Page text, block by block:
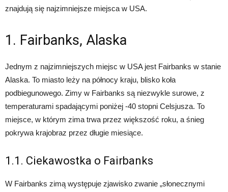
znajdują się najzimniejsze miejsca w USA.
1. Fairbanks, Alaska
Jednym z najzimniejszych miejsc w USA jest Fairbanks w stanie
Alaska. To miasto leży na północy kraju, blisko koła
podbiegunowego. Zimy w Fairbanks są niezwykle surowe, z
temperaturami spadającymi poniżej -40 stopni Celsjusza. To
miejsce, w którym zima trwa przez większość roku, a śnieg
pokrywa krajobraz przez długie miesiące.
1.1. Ciekawostka o Fairbanks
W Fairbanks zimą występuje zjawisko zwanie „słonecznymi